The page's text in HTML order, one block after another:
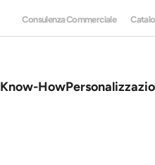
Consulenza Commerciale
Know-How